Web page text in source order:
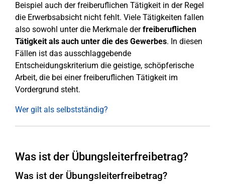
Beispiel auch der freiberuflichen Tätigkeit in der Regel
die Erwerbsabsicht nicht fehlt. Viele Tätigkeiten fallen
also sowohl unter die Merkmale derfreiberuflichen
Tätigkeit als auch unter die des Gewerbes. In diesen
Fällen ist das ausschlaggebende
Entscheidungskriterium die geistige, schöpferische
Arbeit, die bei einer freiberuflichen Tätigkeit im
Vordergrund steht.
Wer gilt als selbstständig?
Was ist der Übungsleiterfreibetrag?
Was ist der Übungsleiterfreibetrag?